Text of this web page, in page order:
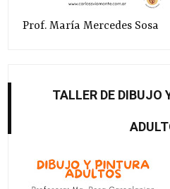
Prof. María Mercedes Sosa
TALLER DE DIBUJO